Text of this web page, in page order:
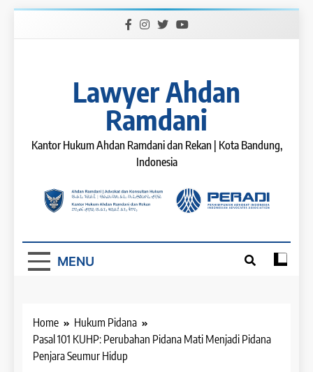
Lawyer Ahdan
Ramdani
Kantor Hukum Ahdan Ramdani dan Rekan | Kota Bandung,
Indonesia
MENU
Home
Hukum Pidana
Pasal 101 KUHP: Perubahan Pidana Mati Menjadi Pidana
Penjara Seumur Hidup